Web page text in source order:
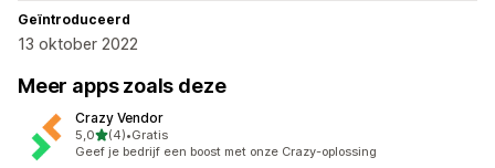
Geïntroduceerd
13 oktober 2022
Meer apps zoals deze
Crazy Vendor
5,0van 5 sterren
(4)
4 recensies in totaal
•Gratis
Geef je bedrijf een boost met onze Crazy-oplossing